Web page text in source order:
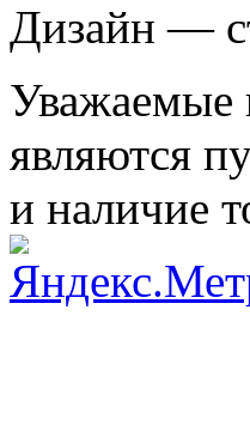
Дизайн —
Уважаемые
являются
и наличие